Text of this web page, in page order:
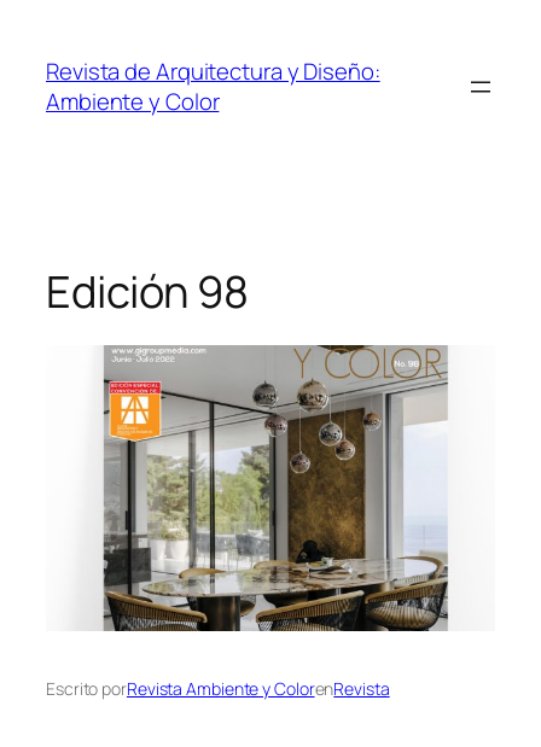
Revista de Arquitectura y Diseño:
Ambiente y Color
Edición 98
Escrito porRevista Ambiente y ColorenRevista